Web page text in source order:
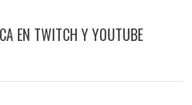
EN TWITCH Y YOUTUBE